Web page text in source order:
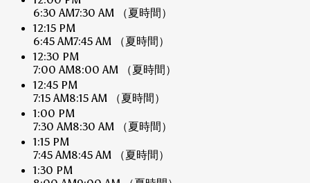
6:30 AM7:30 AM
（夏時間）
12:15 PM
6:45 AM7:45 AM
（夏時間）
12:30 PM
7:00 AM8:00 AM
（夏時間）
12:45 PM
7:15 AM8:15 AM
（夏時間）
1:00 PM
7:30 AM8:30 AM
（夏時間）
1:15 PM
7:45 AM8:45 AM
（夏時間）
1:30 PM